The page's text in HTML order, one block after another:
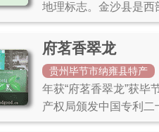
地理标志。金沙县是
府茗香翠龙
贵州毕节市纳雍县特产
年获“府茗香翠龙”获毕
产权局颁发中国专利